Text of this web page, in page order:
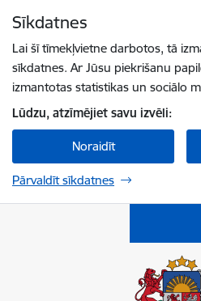
Sīkdatnes
Lai šī tīmekļvietne darbotos, tā
sīkdatnes. Ar Jūsu piekrišanu
izmantotas statistikas un sociālo
Lūdzu, atzīmējiet savu izvēli:
Noraidīt
Pārvaldīt sīkdatnes